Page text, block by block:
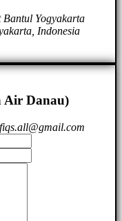
Bantul Yogyakarta
Indonesia
Air Danau)
fiqs.all@gmail.com